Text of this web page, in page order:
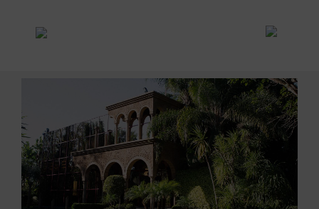
DISCOURS
ACTIVITÉS
SAR